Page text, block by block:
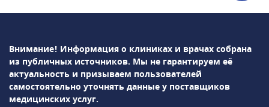
подготовке и сопровождению беременности:
удобно расположена в пешей доступности от
станции метро "Медведково".
Внимание! Информация о клиниках и врачах собрана
из публичных источников. Мы не гарантируем её
актуальность и призываем пользователей
самостоятельно уточнять данные у поставщиков
медицинских услуг.